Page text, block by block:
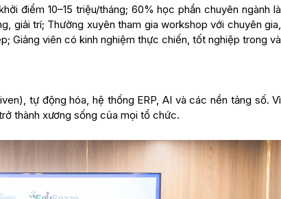
điểm 10–15 triệu/tháng; 60% học phần chuyên ngành là
giải trí; Thường xuyên tham gia workshop với chuyên gia,
Giảng viên có kinh nghiệm thực chiến, tốt nghiệp trong và
tự động hóa, hệ thống ERP, AI và các nền tảng số. Vì
thành xương sống của mọi tổ chức.